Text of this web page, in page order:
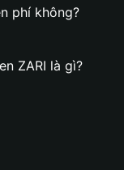
phí không?
ZARI là gì?